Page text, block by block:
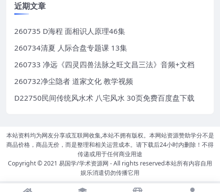
近期文章
260735 D海程 面相识人原理46集
260734清夏 人际合盘专题课 13集
260733 净远《四灵四兽法脉之旺文昌三法》音频+文档
260732净尘隐者 道家文化 教学视频
D22750民间传统风水术 八宅风水 30页免费百度盘下载
本站资料均为网友分享或互联网收集,本站不拥有版权。本网站资源赞助学分不是
商品价格，商品无价，而是整理和相关运营成本。请下载后24小时内删除！不得
传递或用于任何商业用途
Copyright © 2021 易国学/学术资源网 - All rights reserved本站所有内容自用
娱乐消遣切勿传播它用